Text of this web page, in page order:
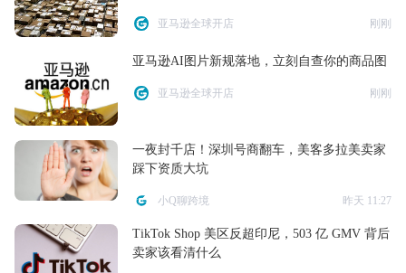
亚马逊全球开店 刚刚
亚马逊AI图片新规落地，立刻自查你的商品图
亚马逊全球开店 刚刚
一夜封千店！深圳号商翻车，美客多拉美卖家
踩下资质大坑
小Q聊跨境 昨天 11:27
TikTok Shop 美区反超印尼，503 亿 GMV 背后
卖家该看清什么